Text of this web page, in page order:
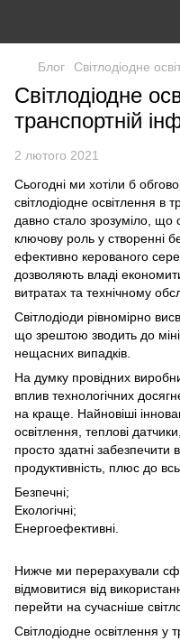
Блог Світлодіодне
Світлодіодне
транспортній
2 лютого 2021
Сьогодні ми хотіли б
світлодіодне освітлення в
давно стало зрозуміло, що
ключову роль у створенні
ефективно керованого
дозволяють владі
витратах та технічному
Світлодіоди рівномірно
що зрештою зводить до
нещасних випадків.
На думку провідних
вплив технологічних
на краще. Найновіші
освітлення, теплові
просто здатні забезпечити
продуктивність, плюс до
Безпечні;
Екологічні;
Енергоефективні.
Нижче ми перерахували
відмовитися від
перейти на сучасніше
Світлодіодне освітлення у